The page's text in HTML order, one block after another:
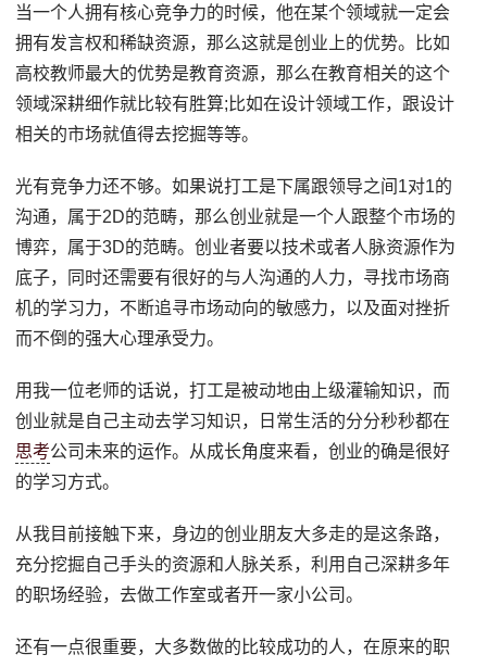
当一个人拥有核心竞争力的时候，他在某个领域就一定会
拥有发言权和稀缺资源，那么这就是创业上的优势。比如
高校教师最大的优势是教育资源，那么在教育相关的这个
领域深耕细作就比较有胜算;比如在设计领域工作，跟设计
相关的市场就值得去挖掘等等。
光有竞争力还不够。如果说打工是下属跟领导之间1对1的
沟通，属于2D的范畴，那么创业就是一个人跟整个市场的
博弈，属于3D的范畴。创业者要以技术或者人脉资源作为
底子，同时还需要有很好的与人沟通的人力，寻找市场商
机的学习力，不断追寻市场动向的敏感力，以及面对挫折
而不倒的强大心理承受力。
用我一位老师的话说，打工是被动地由上级灌输知识，而
创业就是自己主动去学习知识，日常生活的分分秒秒都在
思考公司未来的运作。从成长角度来看，创业的确是很好
的学习方式。
从我目前接触下来，身边的创业朋友大多走的是这条路，
充分挖掘自己手头的资源和人脉关系，利用自己深耕多年
的职场经验，去做工作室或者开一家小公司。
还有一点很重要，大多数做的比较成功的人，在原来的职